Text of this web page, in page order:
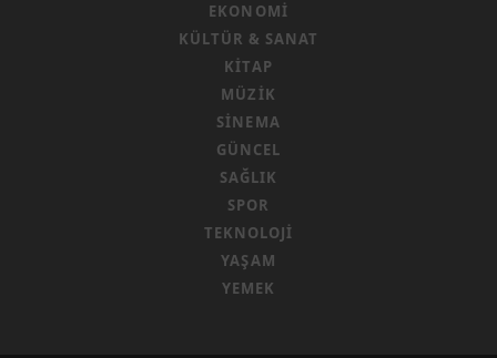
EKONOMI
KÜLTÜR & SANAT
KITAP
MÜZIK
SINEMA
GÜNCEL
SAĞLIK
SPOR
TEKNOLOJI
YAŞAM
YEMEK